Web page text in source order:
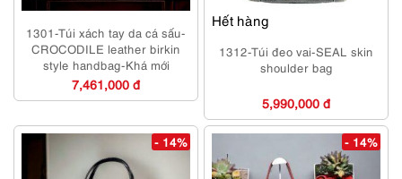
1301-Túi xách tay da cá sấu-
CROCODILE leather birkin
style handbag-Khá mới
7,461,000 đ
Hết hàng
1312-Túi đeo vai-SEAL skin
shoulder bag
5,990,000 đ
- 14% - 14%